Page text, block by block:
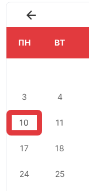
ПН ВТ
3 4
10 11
17 18
24 25